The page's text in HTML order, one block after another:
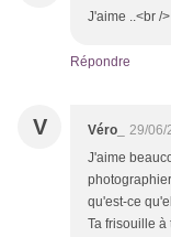
J'aime ..<br /
Répondre
V Véro_
29/06/
J'aime
qu'est-ce
Ta frisouille à